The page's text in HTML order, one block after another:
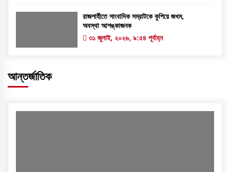
রাজশাহীতে সাংবাদিক সম্রাটকে কুপিয়ে জখম,
অবস্থা আশঙ্কাজনক
৩১ জুলাই, ২০২৬, ৯:৫৪ পূর্বাহ্ন
আন্তর্জাতিক